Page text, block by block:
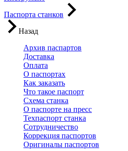
Паспорта станков
Назад
Архив паспартов
Доставка
Оплата
О паспортах
Как заказать
Что такое паспорт
Схема станка
О паспорте на пресс
Техпаспорт станка
Сотрудничество
Коррекция паспортов
Оригиналы паспортов